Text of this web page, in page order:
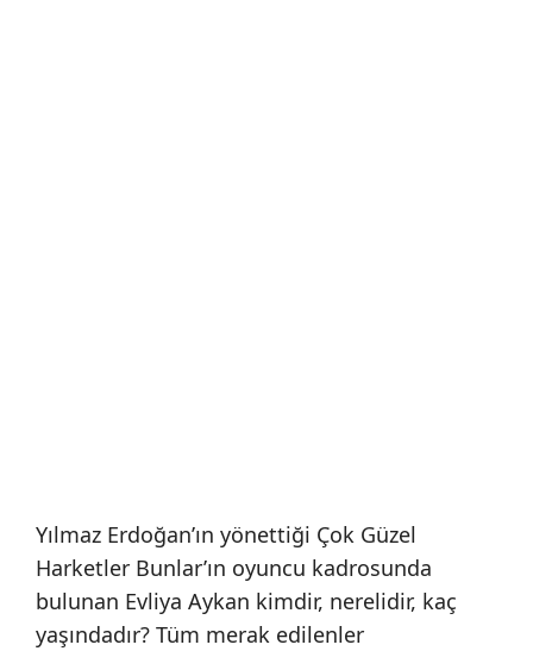
Yılmaz Erdoğan’ın yönettiği Çok Güzel
Harketler Bunlar’ın oyuncu kadrosunda
bulunan Evliya Aykan kimdir, nerelidir, kaç
yaşındadır? Tüm merak edilenler